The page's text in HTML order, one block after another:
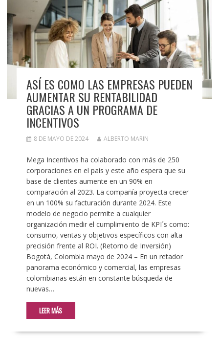
ASÍ ES COMO LAS EMPRESAS PUEDEN
AUMENTAR SU RENTABILIDAD
GRACIAS A UN PROGRAMA DE
INCENTIVOS
8 DE MAYO DE 2024 ALBERTO MARIN
Mega Incentivos ha colaborado con más de 250
corporaciones en el país y este año espera que su
base de clientes aumente en un 90% en
comparación al 2023. La compañía proyecta crecer
en un 100% su facturación durante 2024. Este
modelo de negocio permite a cualquier
organización medir el cumplimiento de KPI´s como:
consumo, ventas y objetivos específicos con alta
precisión frente al ROI. (Retorno de Inversión)
Bogotá, Colombia mayo de 2024 – En un retador
panorama económico y comercial, las empresas
colombianas están en constante búsqueda de
nuevas…
LEER MÁS